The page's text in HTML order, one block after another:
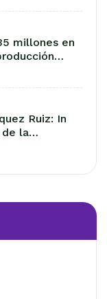
millones en
Ruiz: In
de la